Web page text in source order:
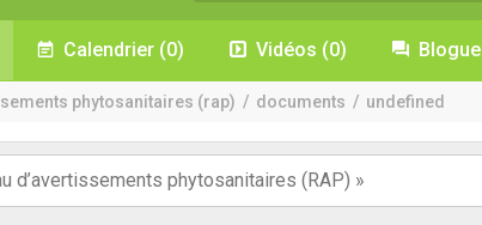
Calendrier (0) Vidéos (0) Blogue
phytosanitaires (rap) / documents / undefined